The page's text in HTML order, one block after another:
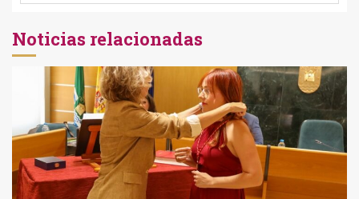
Noticias relacionadas